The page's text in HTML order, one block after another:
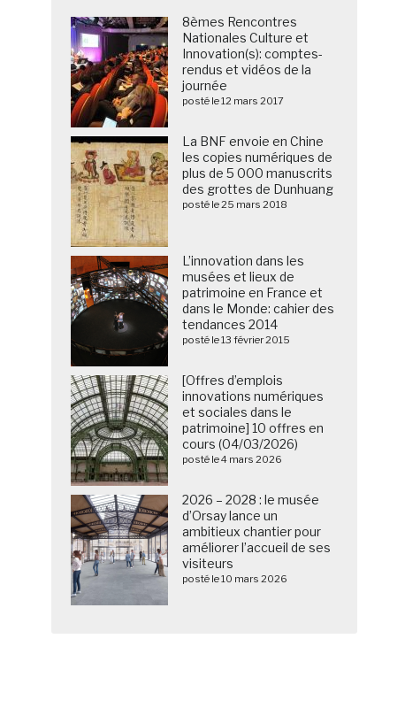
8èmes Rencontres
Nationales Culture et
Innovation(s): comptes-
rendus et vidéos de la
journée
posté le 12 mars 2017
La BNF envoie en Chine
les copies numériques de
plus de 5 000 manuscrits
des grottes de Dunhuang
posté le 25 mars 2018
L’innovation dans les
musées et lieux de
patrimoine en France et
dans le Monde: cahier des
tendances 2014
posté le 13 février 2015
[Offres d’emplois
innovations numériques
et sociales dans le
patrimoine] 10 offres en
cours (04/03/2026)
posté le 4 mars 2026
2026 – 2028 : le musée
d’Orsay lance un
ambitieux chantier pour
améliorer l’accueil de ses
visiteurs
posté le 10 mars 2026